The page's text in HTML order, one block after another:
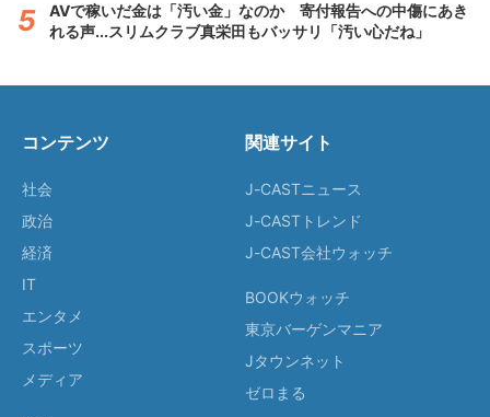
AVで稼いだ金は「汚い金」なのか 寄付報告への中傷にあき
れる声...スリムクラブ真栄田もバッサリ「汚い心だね」
コンテンツ
社会
政治
経済
IT
エンタメ
スポーツ
メディア
関連サイト
J-CASTニュース
J-CASTトレンド
J-CAST会社ウォッチ
BOOKウォッチ
東京バーゲンマニア
Jタウンネット
ゼロまる